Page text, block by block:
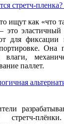
стретч-пленка?
ищут как «что
это эластичный
для
Она
паллет.
стретч-